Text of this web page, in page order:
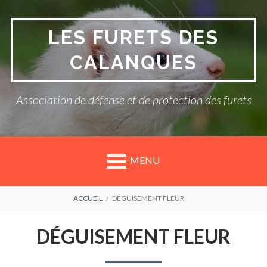
LES FURETS DES
CALANQUES
Association de défense et de protection des furets
MENU
D'ARIANE
ACCUEIL DÉGUISEMENT FLEUR
DÉGUISEMENT FLEUR